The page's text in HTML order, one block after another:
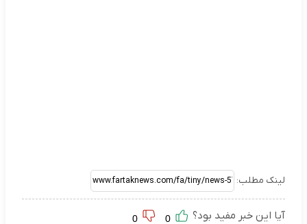
لینک مطلب:
آیا این خبر مفید بود؟